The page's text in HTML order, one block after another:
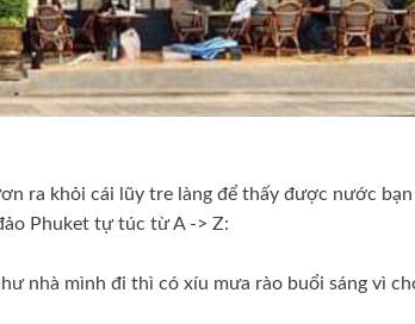
ra khỏi cái lũy tre làng để thấy được nước bạn
Phuket tự túc từ A -> Z:
nhà mình đi thì có xíu mưa rào buổi sáng vì